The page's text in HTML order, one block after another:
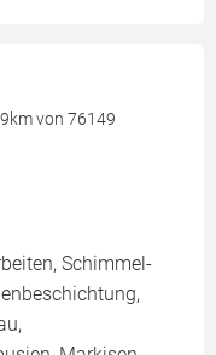
von 76149
Schimmel-